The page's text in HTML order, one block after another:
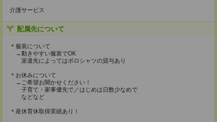
介護サービス
配属先について
＊服装について
→動きやすい服装でOK
派遣先によってはポロシャツの貸与あり
＊お休みについて
→ご希望お聞かせください！
子育て・家事優先で／はじめは日数少なめで
などなど
＊産休育休取得実績あり！